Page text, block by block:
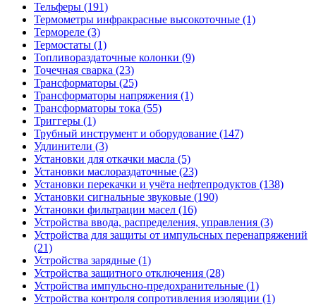
Тельферы (191)
Термометры инфракрасные высокоточные (1)
Термореле (3)
Термостаты (1)
Топливораздаточные колонки (9)
Точечная сварка (23)
Трансформаторы (25)
Трансформаторы напряжения (1)
Трансформаторы тока (55)
Триггеры (1)
Трубный инструмент и оборудование (147)
Удлинители (3)
Установки для откачки масла (5)
Установки маслораздаточные (23)
Установки перекачки и учёта нефтепродуктов (138)
Установки сигнальные звуковые (190)
Установки фильтрации масел (16)
Устройства ввода, распределения, управления (3)
Устройства для защиты от импульсных перенапряжений
(21)
Устройства зарядные (1)
Устройства защитного отключения (28)
Устройства импульсно-предохранительные (1)
Устройства контроля сопротивления изоляции (1)